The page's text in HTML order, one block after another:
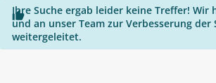

Ihre Suche ergab leider keine Treffer! Wir
und an unser Team zur Verbesserung der
weitergeleitet.